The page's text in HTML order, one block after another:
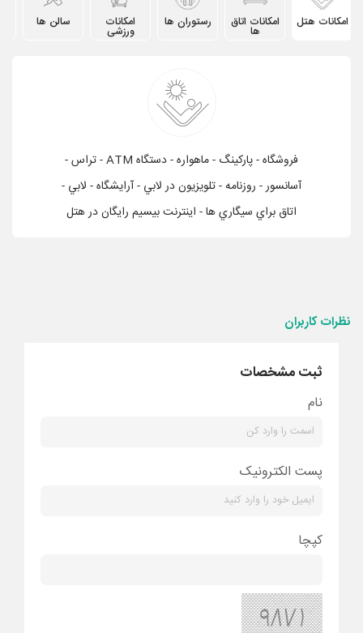
امکانات هتل امکانات اتاق
ها
رستوران ها امکانات
ورزشی
سالن ها
فروشگاه - پاركينگ - ماهواره - دستگاه ATM - تراس -
آسانسور - روزنامه - تلويزيون در لابي - آرايشگاه - لابي -
اتاق براي سيگاري ها - اینترنت بیسیم رایگان در هتل
نظرات کاربران
ثبت مشخصات
نام
پست الکترونیک
کپچا